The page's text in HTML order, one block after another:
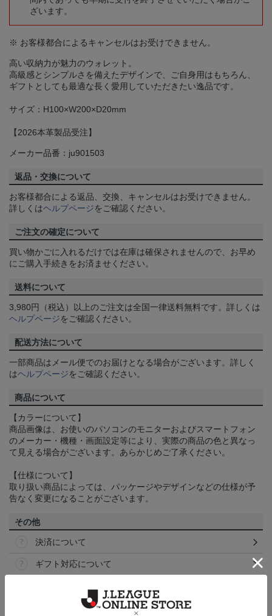
ざいます。
※ お客様都合によるキャンセルはお受けできません。
高い収納力が魅力のウォレット。
高級感とシンプルさを備えたデザインで、ご自身用はもちろん、
ギフトとしても最適な長く愛用していただきたい逸品です。
サイズ：H100×W200×D20mm
【2026本革製品受注】
メーカー品番：ju901503
返品・交換について
お客様都合による返品、交換、キャンセルはお受けできません。
詳しくはヘルプページをご確認ください。
ご注文の確定について
買い物かごに入れるだけでは在庫は確保されませんので、お早め
にご購入手続きをお済ませください。
送料について
3,980円（税込）以上のご注文は全国一律送料無料です。詳しくは
ヘルプページをご確認ください。
配送方法について
一部商品はメール便でのお届けとなる場合がございます。詳しく
はヘルプページをご確認ください。
商品について
【カラーについて】
商品画像は、お使いのパソコンのモニターおよびスマートフォン
のメーカー・機種・画面設定等により、実際の商品の色と異なっ
て見える場合がございます。あらかじめご了承ください。
【仕様について】
取り扱い商品によっては、パッケージやデザインなどの仕様が予
告なく変更になることがございます。
その他
決済について
ギフト対応について